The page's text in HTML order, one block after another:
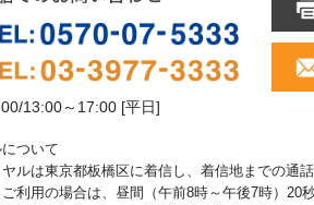
13:00～17:00 [平日]
ついて
ヤルは東京都板橋区に着信し、着信地までの通
ご利用の場合は、昼間（午前8時～午後7時）20